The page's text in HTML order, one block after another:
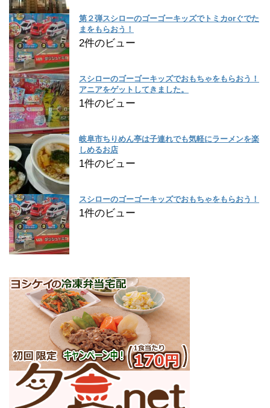
第２弾スシローのゴーゴーキッズでトミカorぐでた
まをもらおう！
2件のビュー
スシローのゴーゴーキッズでおもちゃをもらおう！
アニアをゲットしてきました。
1件のビュー
岐阜市ちりめん亭は子連れでも気軽にラーメンを楽
しめるお店
1件のビュー
スシローのゴーゴーキッズでおもちゃをもらおう！
1件のビュー